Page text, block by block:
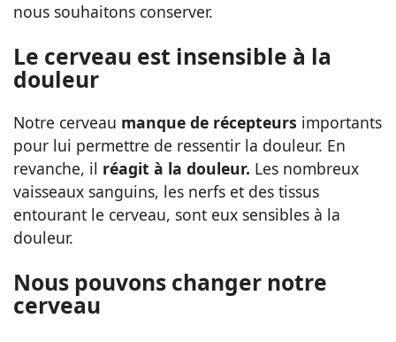
nous souhaitons conserver.
Le cerveau est insensible à la
douleur
Notre cerveau manque de récepteurs importants
pour lui permettre de ressentir la douleur. En
revanche, il réagit à la douleur. Les nombreux
vaisseaux sanguins, les nerfs et des tissus
entourant le cerveau, sont eux sensibles à la
douleur.
Nous pouvons changer notre
cerveau